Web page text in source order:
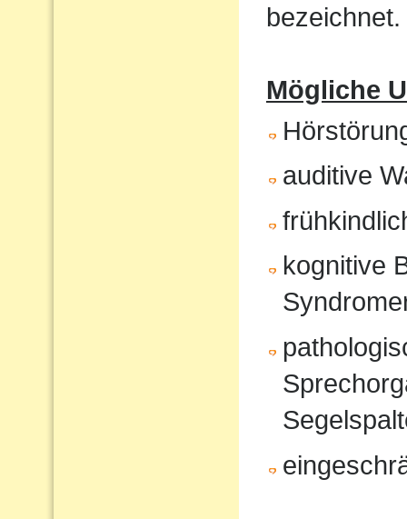
bezeichnet.
Mögliche
auditive
kognitive